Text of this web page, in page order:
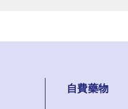
自費藥物